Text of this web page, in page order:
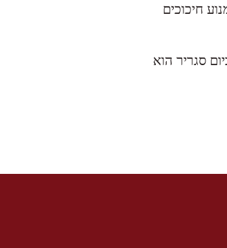
חיכוכים
סגריר הוא